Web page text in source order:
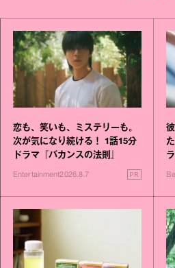
恋も、笑いも、ミステリーも。
次が気になり続ける！ 1話15分
ドラマ『バカンスの法則』
Entertainment2026.8.7 PR